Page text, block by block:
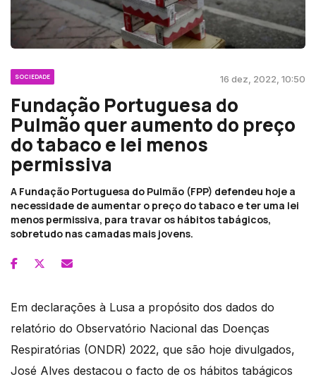
SOCIEDADE 16 dez, 2022, 10:50
Fundação Portuguesa do
Pulmão quer aumento do preço
do tabaco e lei menos
permissiva
A Fundação Portuguesa do Pulmão (FPP) defendeu hoje a
necessidade de aumentar o preço do tabaco e ter uma lei
menos permissiva, para travar os hábitos tabágicos,
sobretudo nas camadas mais jovens.
Em declarações à Lusa a propósito dos dados do
relatório do Observatório Nacional das Doenças
Respiratórias (ONDR) 2022, que são hoje divulgados,
José Alves destacou o facto de os hábitos tabágicos